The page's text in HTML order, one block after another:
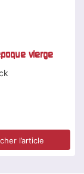
vierge
l’article